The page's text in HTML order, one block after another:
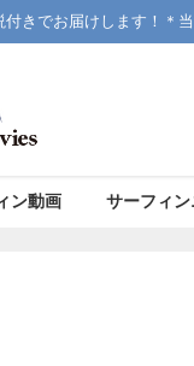
きでお届けします！＊
ン動画 サーフィ